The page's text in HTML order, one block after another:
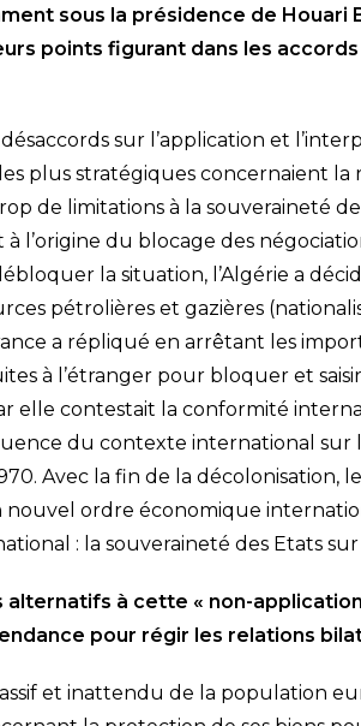
sous la présidence de Houari
points figurant dans les accords
sur l’application et
plus stratégiques concernaient la
de limitations à la souveraineté de
l’origine du blocage des
la situation, l’Algérie a
pétrolières et gazières
a répliqué en arrêtant les
à l’étranger pour bloquer et
elle contestait la conformité
du contexte international sur
Avec la fin de la décolonisation,
ordre économique
: la souveraineté des Etats
alternatifs à cette « non-
pour régir les relations
et inattendu de la population